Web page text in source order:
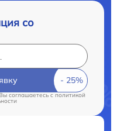
со
соглашаетесь cполитикой